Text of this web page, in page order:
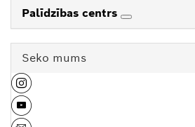
Palīdzības centrs
Seko mums